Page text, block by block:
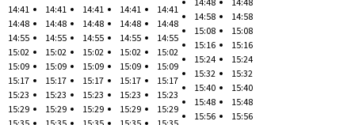
14:41
14:48
14:55
15:02
15:09
15:17
15:23
15:29
14:41
14:48
14:55
15:02
15:09
15:17
15:23
15:29
14:41
14:48
14:55
15:02
15:09
15:17
15:23
15:29
14:41
14:48
14:55
15:02
15:09
15:17
15:23
15:29
14:41
14:48
14:55
15:02
15:09
15:17
15:23
15:29
14:58
15:08
15:16
15:24
15:32
15:40
15:48
15:56
14:58
15:08
15:16
15:24
15:32
15:40
15:48
15:56